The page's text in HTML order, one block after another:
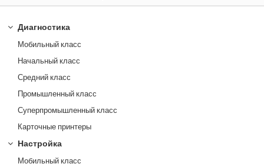
Диагностика
Мобильный класс
Начальный класс
Средний класс
Промышленный класс
Суперпромышленный класс
Карточные принтеры
Настройка
Мобильный класс